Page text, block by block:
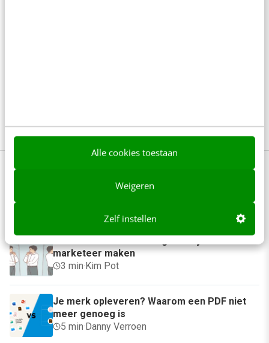
Alle cookies toestaan
Weigeren
Zelf instellen
Anderen lezen ook
marketeer maken
3 min·Kim Pot
Je merk opleveren? Waarom een PDF niet
meer genoeg is
5 min·Danny Verroen